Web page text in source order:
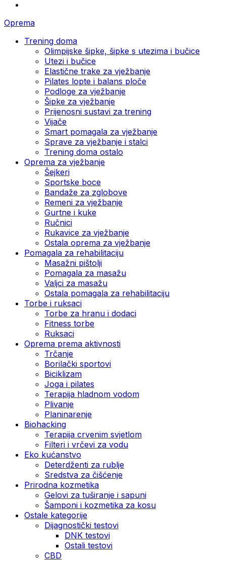
Oprema
Trening doma
Olimpijske šipke, šipke s utezima i bučice
Utezi i bučice
Elastične trake za vježbanje
Pilates lopte i balans ploče
Podloge za vježbanje
Šipke za vježbanje
Prijenosni sustavi za trening
Vijače
Smart pomagala za vježbanje
Sprave za vježbanje i stalci
Trening doma ostalo
Oprema za vježbanje
Šejkeri
Sportske boce
Bandaže za zglobove
Remeni za vježbanje
Gurtne i kuke
Ručnici
Rukavice za vježbanje
Ostala oprema za vježbanje
Pomagala za rehabilitaciju
Masažni pištolji
Pomagala za masažu
Valjci za masažu
Ostala pomagala za rehabilitaciju
Torbe i ruksaci
Torbe za hranu i dodaci
Fitness torbe
Ruksaci
Oprema prema aktivnosti
Trčanje
Borilački sportovi
Biciklizam
Joga i pilates
Terapija hladnom vodom
Plivanje
Planinarenje
Biohacking
Terapija crvenim svjetlom
Filteri i vrčevi za vodu
Eko kućanstvo
Deterdženti za rublje
Sredstva za čišćenje
Prirodna kozmetika
Gelovi za tuširanje i sapuni
Šamponi i kozmetika za kosu
Ostale kategorije
Dijagnostički testovi
DNK testovi
Ostali testovi
CBD